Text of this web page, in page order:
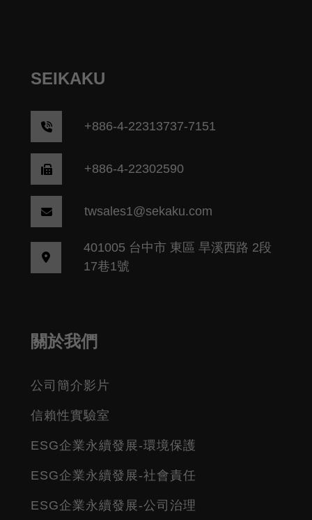
SEIKAKU
+886-4-22313737-7151
+886-4-22302590
twsales1@sekaku.com
401005 台中市 東區 旱溪西路 2段
17巷1號
關於我們
公司簡介影片
信賴性實驗室
ESG企業永續發展-環境保護
ESG企業永續發展-社會責任
ESG企業永續發展-公司治理